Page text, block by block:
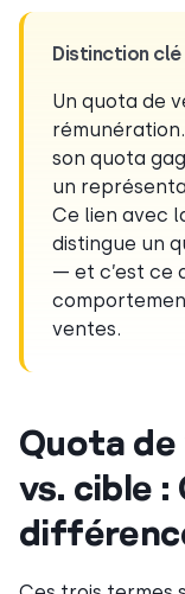
Distinction clé
Un quota de
son quota
un
Ce lien avec
distingue un
— et c’est ce
ventes.
Quota
vs. cible :